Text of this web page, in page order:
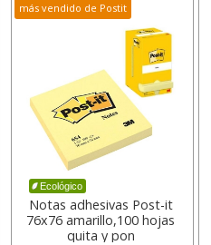
más vendido de Postit
Ecológico
Notas adhesivas Post-it
76x76 amarillo,100 hojas
quita y pon